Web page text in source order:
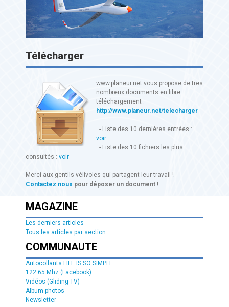
Télécharger
www.planeur.net vous propose de tres
nombreux documents en libre
téléchargement :
http://www.planeur.net/telecharger
- Liste des 10 dernières entrées :
voir
- Liste des 10 fichiers les plus
consultés : voir
Merci aux gentils vélivoles qui partagent leur travail !
Contactez nous pour déposer un document !
MAGAZINE
Les derniers articles
Tous les articles par section
COMMUNAUTE
Autocollants LIFE IS SO SIMPLE
122.65 Mhz (Facebook)
Vidéos (Gliding TV)
Album photos
Newsletter